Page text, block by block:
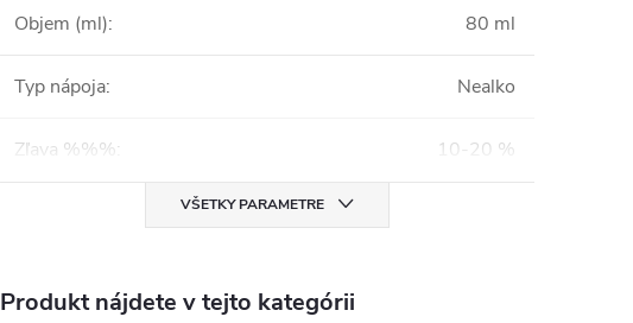
Objem (ml): 80 ml
Typ nápoja: Nealko
Zľava %%%: 10-20 %
VŠETKY PARAMETRE
Produkt nájdete v tejto kategórii